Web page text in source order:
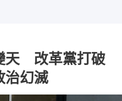
天 改革黨打破
幻滅